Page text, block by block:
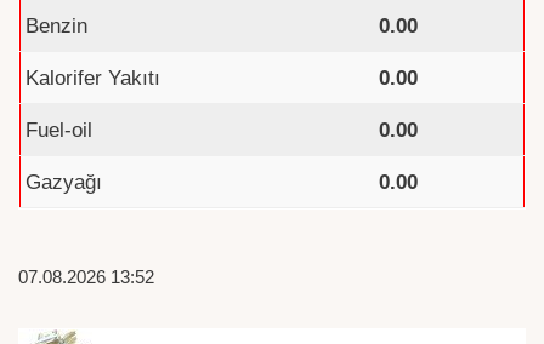
Benzin 0.00
Kalorifer Yakıtı 0.00
Fuel-oil 0.00
Gazyağı 0.00
07.08.2026 13:52